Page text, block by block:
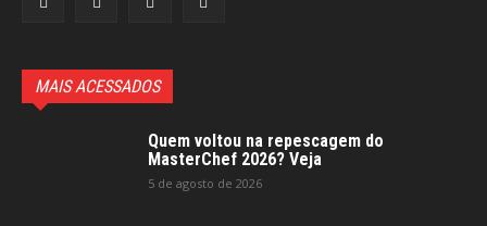
MAIS ACESSADOS
Quem voltou na repescagem do
MasterChef 2026? Veja
5 de agosto de 2026